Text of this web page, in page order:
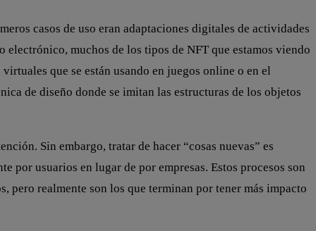
casos de uso eran adaptaciones digitales de actividades
muchos de los tipos de NFT que estamos viendo
que se están usando en juegos online o en el
de diseño donde se imitan las estructuras de los objetos
Sin embargo, tratar de hacer “cosas nuevas” es
por usuarios en lugar de por empresas. Estos procesos son
pero realmente son los que terminan por tener más impacto